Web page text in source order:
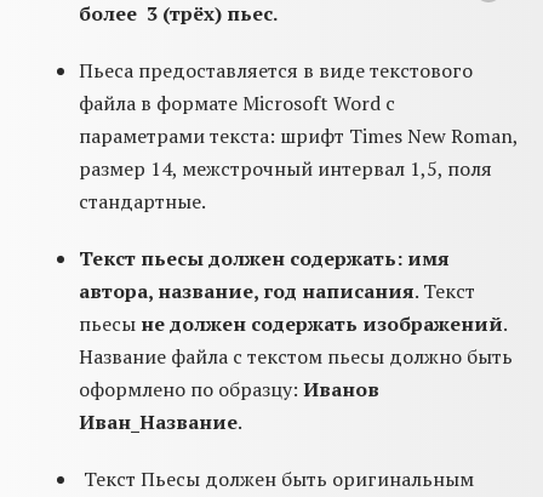
более 3 (трёх) пьес.
Пьеса предоставляется в виде текстового
файла в формате Microsoft Word с
параметрами текста: шрифт Times New Roman,
размер 14, межстрочный интервал 1,5, поля
стандартные.
Текст пьесы должен содержать: имя
автора, название, год написания. Текст
пьесы не должен содержать изображений.
Название файла с текстом пьесы должно быть
оформлено по образцу: Иванов
Иван_Название.
Текст Пьесы должен быть оригинальным